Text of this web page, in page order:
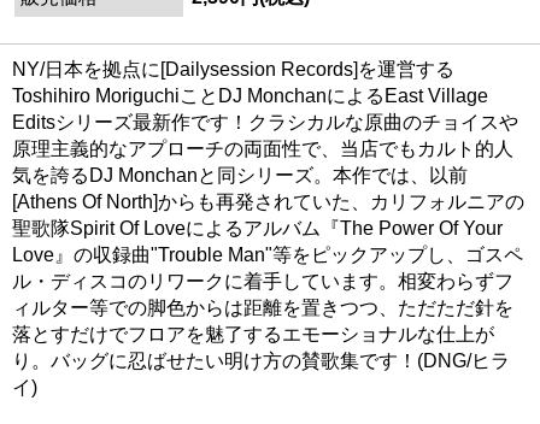
NY/日本を拠点に[Dailysession Records]を運営する
Toshihiro MoriguchiことDJ MonchanによるEast Village
Editsシリーズ最新作です！クラシカルな原曲のチョイスや
原理主義的なアプローチの両面性で、当店でもカルト的人
気を誇るDJ Monchanと同シリーズ。本作では、以前
[Athens Of North]からも再発されていた、カリフォルニアの
聖歌隊Spirit Of Loveによるアルバム『The Power Of Your
Love』の収録曲"Trouble Man"等をピックアップし、ゴスペ
ル・ディスコのリワークに着手しています。相変わらずフ
ィルター等での脚色からは距離を置きつつ、ただただ針を
落とすだけでフロアを魅了するエモーショナルな仕上が
り。バッグに忍ばせたい明け方の賛歌集です！(DNG/ヒラ
イ)